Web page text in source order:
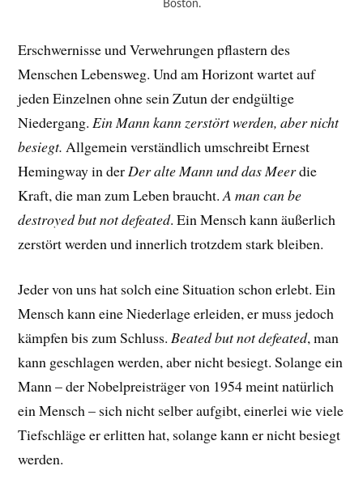
Boston.
Erschwernisse und Verwehrungen pflastern des
Menschen Lebensweg. Und am Horizont wartet auf
jeden Einzelnen ohne sein Zutun der endgültige
Niedergang. Ein Mann kann zerstört werden, aber nicht
besiegt. Allgemein verständlich umschreibt Ernest
Hemingway in der Der alte Mann und das Meerdie
Kraft, die man zum Leben braucht.A man can be
destroyed but not defeated. Ein Mensch kann äußerlich
zerstört werden und innerlich trotzdem stark bleiben.
Jeder von uns hat solch eine Situation schon erlebt. Ein
Mensch kann eine Niederlage erleiden, er muss jedoch
kämpfen bis zum Schluss.Beated but not defeated, man
kann geschlagen werden, aber nicht besiegt. Solange ein
Mann – der Nobelpreisträger von 1954 meint natürlich
ein Mensch – sich nicht selber aufgibt, einerlei wie viele
Tiefschläge er erlitten hat, solange kann er nicht besiegt
werden.